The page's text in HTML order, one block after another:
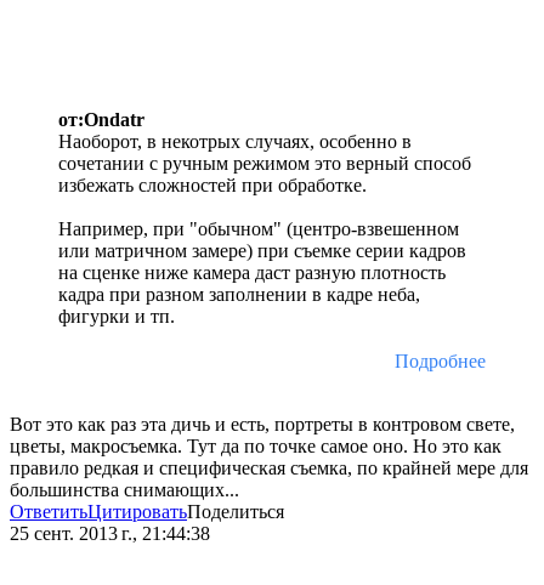
от:Ondatr
Наоборот, в некотрых случаях, особенно в
сочетании с ручным режимом это верный способ
избежать сложностей при обработке.
Например, при "обычном" (центро-взвешенном
или матричном замере) при съемке серии кадров
на сценке ниже камера даст разную плотность
кадра при разном заполнении в кадре неба,
фигурки и тп.
Подробнее
Вот это как раз эта дичь и есть, портреты в контровом свете,
цветы, макросъемка. Тут да по точке самое оно. Но это как
правило редкая и специфическая съемка, по крайней мере для
большинства снимающих...
ОтветитьЦитироватьПоделиться
25 сент. 2013 г., 21:44:38